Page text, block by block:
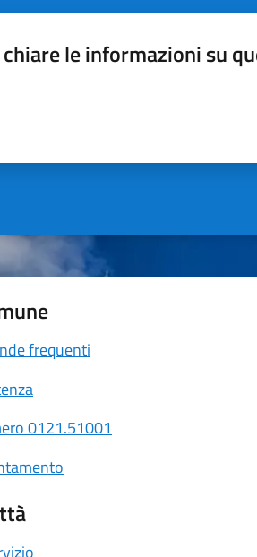
le informazioni su
frequenti
0121.51001